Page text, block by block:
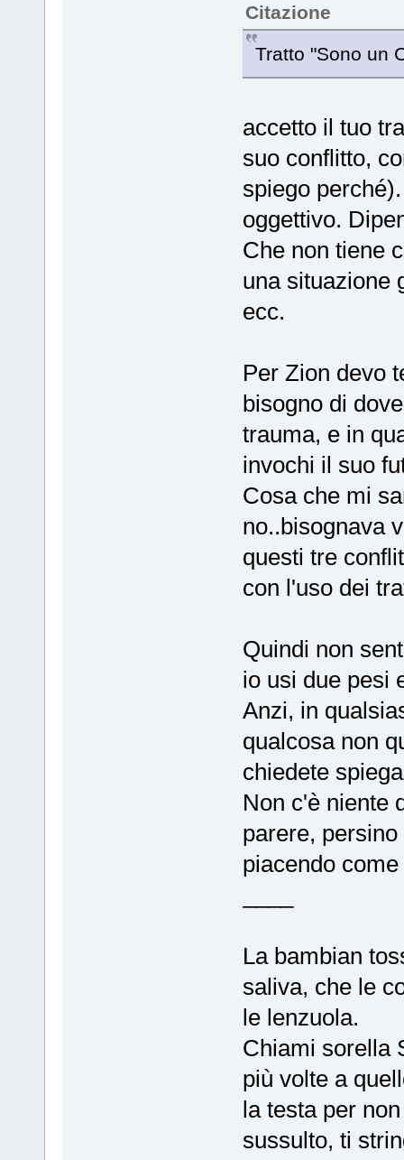
Citazione
Tratto "Sono un
accetto il tuo
suo conflitto,
spiego
oggettivo.
Che non tiene
una situazione
ecc.
Per Zion devo
bisogno di
trauma, e in
invochi il suo
Cosa che mi
no..bisognava
questi tre
con l'uso dei
Quindi non
io usi due pesi
Anzi, in
qualcosa non
chiedete
Non c'è niente
parere,
piacendo
La bambian
saliva, che le
le lenzuola.
Chiami sorella
più volte a
la testa per
sussulto, ti